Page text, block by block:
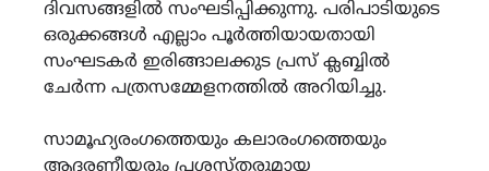
ദിവസങ്ങളിൽ സംഘടിപ്പിക്കുന്നു. പരിപാടിയുടെ
ഒരുക്കങ്ങൾ എല്ലാം പൂർത്തിയായതായി
സംഘടകർ ഇരിങ്ങാലക്കുട പ്രസ് ക്ലബ്ബിൽ
ചേർന്ന പത്രസമ്മേളനത്തിൽ അറിയിച്ചു.
സാമൂഹ്യരംഗത്തെയും കലാരംഗത്തെയും